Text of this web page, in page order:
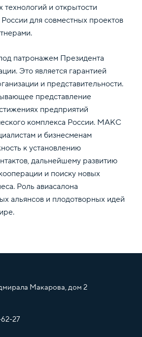
технологий и открытости
для совместных проектов
патронажем Президента
Это является гарантией
и представительности.
представление
предприятий
комплекса России. МАКС
и бизнесменам
к установлению
дальнейшему развитию
и поиску новых
Роль авиасалона
альянсов и плодотворных идей
Макарова, дом 2
27